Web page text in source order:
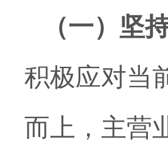
（一） 坚
积极应对当
而上，主营